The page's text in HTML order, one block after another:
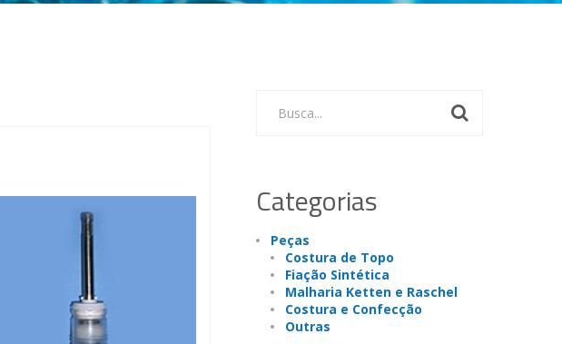
Busca...
Categorias
Peças
Costura de Topo
Fiação Sintética
Malharia Ketten e Raschel
Costura e Confecção
Outras